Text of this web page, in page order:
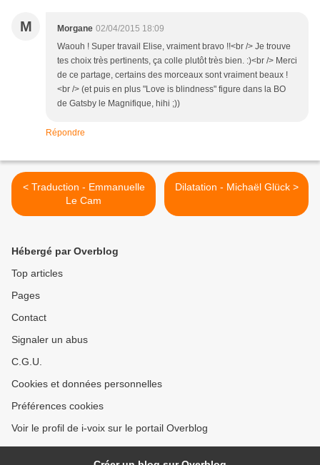
M Morgane 02/04/2015 18:09
Waouh ! Super travail Elise, vraiment bravo !!<br /> Je trouve
tes choix très pertinents, ça colle plutôt très bien. :)<br /> Merci
de ce partage, certains des morceaux sont vraiment beaux !
<br /> (et puis en plus "Love is blindness" figure dans la BO
de Gatsby le Magnifique, hihi ;))
Répondre
< Traduction - Emmanuelle
Le Cam
Dilatation - Michaël Glück >
Hébergé par Overblog
Top articles
Pages
Contact
Signaler un abus
C.G.U.
Cookies et données personnelles
Préférences cookies
Voir le profil de i-voix sur le portail Overblog